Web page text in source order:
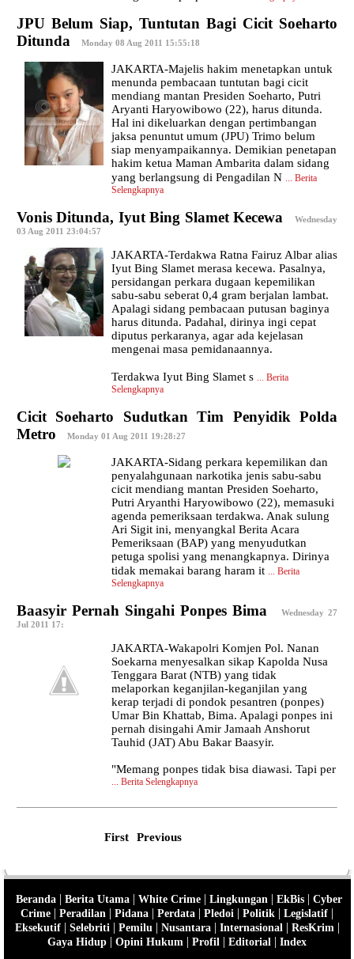
JPU Belum Siap, Tuntutan Bagi Cicit Soeharto
Ditunda
Monday 08 Aug 2011 15:55:18
JAKARTA-Majelis hakim menetapkan untuk
menunda pembacaan tuntutan bagi cicit
mendiang mantan Presiden Soeharto, Putri
Aryanti Haryowibowo (22), harus ditunda.
Hal ini dikeluarkan dengan pertimbangan
jaksa penuntut umum (JPU) Trimo belum
siap menyampaikannya. Demikian penetapan
hakim ketua Maman Ambarita dalam sidang
yang berlangsung di Pengadilan N
Berita
Selengkapnya
Vonis Ditunda, Iyut Bing Slamet Kecewa |Wednesday
03 Aug 2011 23:04:57
JAKARTA-Terdakwa Ratna Fairuz Albar alias
Iyut Bing Slamet merasa kecewa. Pasalnya,
persidangan perkara dugaan kepemilikan
sabu-sabu seberat 0,4 gram berjalan lambat.
Apalagi sidang pembacaan putusan baginya
harus ditunda. Padahal, dirinya ingi cepat
diputus perkaranya, agar ada kejelasan
mengenai masa pemidanaannya.
Terdakwa Iyut Bing Slamet s
Berita
Selengkapnya
Cicit Soeharto Sudutkan Tim Penyidik Polda
Metro
Monday 01 Aug 2011 19:28:27
JAKARTA-Sidang perkara kepemilikan dan
penyalahgunaan narkotika jenis sabu-sabu
cicit mendiang mantan Presiden Soeharto,
Putri Aryanthi Haryowibowo (22), memasuki
agenda pemeriksaan terdakwa. Anak sulung
Ari Sigit ini, menyangkal Berita Acara
Pemeriksaan (BAP) yang menyudutkan
petuga spolisi yang menangkapnya. Dirinya
tidak memakai barang haram it
Berita
Selengkapnya
Baasyir Pernah Singahi Ponpes Bima
Wednesday 27
Jul 2011 17:
JAKARTA-Wakapolri Komjen Pol. Nanan
Soekarna menyesalkan sikap Kapolda Nusa
Tenggara Barat (NTB) yang tidak
melaporkan keganjilan-keganjilan yang
kerap terjadi di pondok pesantren (ponpes)
Umar Bin Khattab, Bima. Apalagi ponpes ini
pernah disingahi Amir Jamaah Anshorut
Tauhid (JAT) Abu Bakar Baasyir.
"Memang ponpes tidak bisa diawasi. Tapi per
Berita Selengkapnya
First Previous
Beranda| Berita Utama| White Crime| Lingkungan | EkBis| Cyber
Crime | Peradilan | Pidana | Perdata | Pledoi | Politik | Legislatif |
Eksekutif| Selebriti | Pemilu | Nusantara| Internasional | ResKrim |
Gaya Hidup | Opini Hukum | Profil | Editorial | Index